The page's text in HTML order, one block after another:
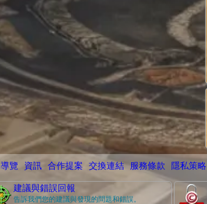
導覽 資訊 合作提案 交換連結 服務條款 隱私策略
建議與錯誤回報
告訴我們您的建議與發現的問題和錯誤。